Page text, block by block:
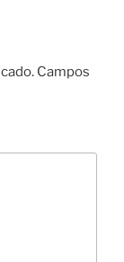
Campos